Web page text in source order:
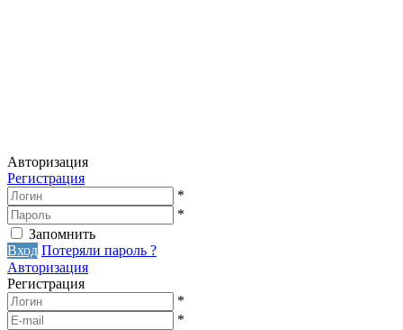
Авторизация
Регистрация
*
*
Запомнить
Вход Потеряли пароль ?
Авторизация
Регистрация
*
*